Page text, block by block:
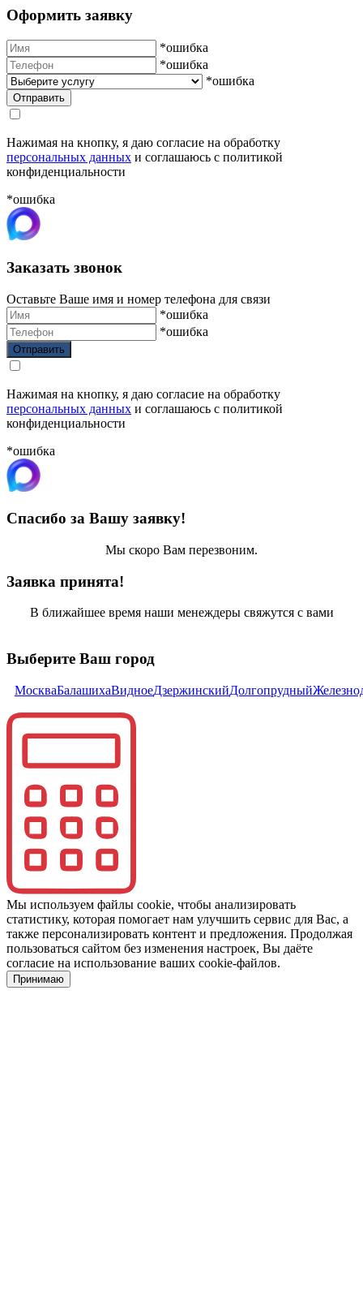
Оформить заявку
*ошибка
*ошибка
*ошибка
Нажимая на кнопку, я даю согласие на обработку
персональных данных и соглашаюсь с политикой
конфиденциальности
*ошибка
Заказать звонок
Оставьте Ваше имя и номер телефона для связи
*ошибка
*ошибка
Нажимая на кнопку, я даю согласие на обработку
персональных данных и соглашаюсь с политикой
конфиденциальности
*ошибка
Спасибо за Вашу заявку!
Мы скоро Вам перезвоним.
Заявка принята!
В ближайшее время наши менеждеры свяжутся с вами
Выберите Ваш город
МоскваБалашихаВидноеДзержинскийДолгопрудный
Мы используем файлы cookie, чтобы анализировать
статистику, которая помогает нам улучшить сервис для Вас, а
также персонализировать контент и предложения. Продолжая
пользоваться сайтом без изменения настроек, Вы даёте
согласие на использование ваших cookie-файлов.
Принимаю